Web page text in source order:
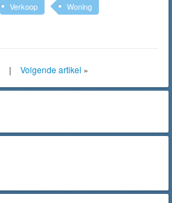
Verkoop
Woning
| Volgende artikel »